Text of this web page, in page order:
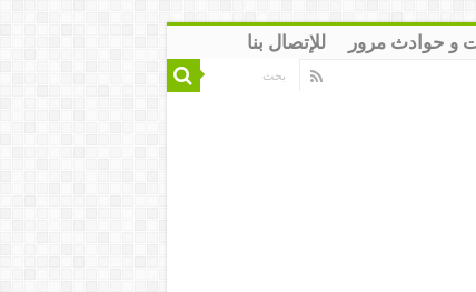
و حوادث مرور للإتصال بنا